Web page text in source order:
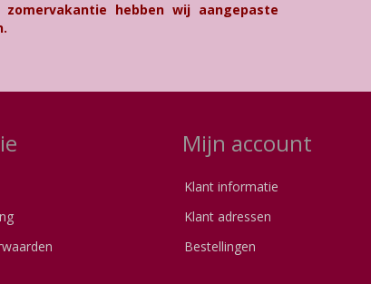
hebben wij aangepaste
Mijn account
Klant informatie
Klant adressen
Bestellingen